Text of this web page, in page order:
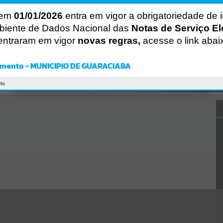
01/01/2026 entra em vigor a obrigatoriedade de
de Dados Nacional das Notas de Serviço
em vigor novas regras, acesse o link
- MUNICIPIO DE GUARACIABA
CÓDIGO DA MENSAGEM: EST-000040
Ocorreu um erro de script:
Uncaught SyntaxError: Unexpected token '('
https://guaraciaba.atende.net/cidadao/pagina/static/bundle/wpo_in
dex_2_base_l2_portal_editores_sync_d9fb77cfd5741fafc9972edc7a6
Verificar Mais Detalhes